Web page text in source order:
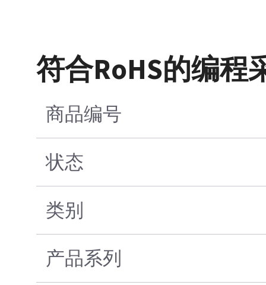
符合RoHS的编程
商品编号
状态
类别
产品系列